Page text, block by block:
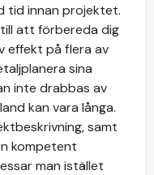
tid innan projektet.
att förbereda dig
effekt på flera av
sina
inte drabbas av
kan vara långa.
samt
kompetent
man istället